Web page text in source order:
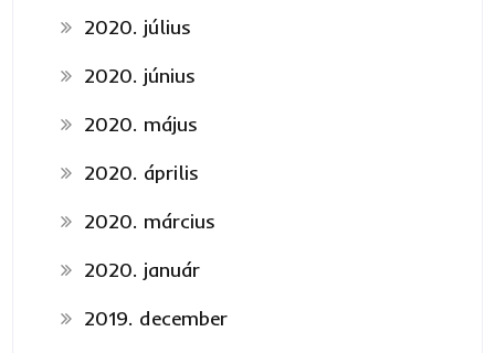
2020. július
2020. június
2020. május
2020. április
2020. március
2020. január
2019. december